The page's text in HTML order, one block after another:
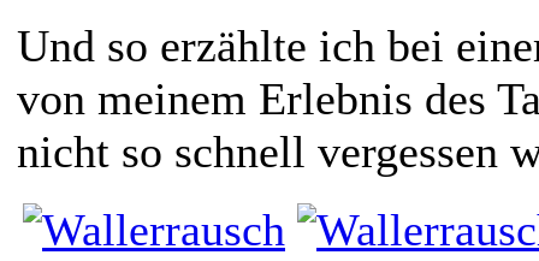
Und so erzählte ich bei
von meinem Erlebnis des
nicht so schnell vergessen